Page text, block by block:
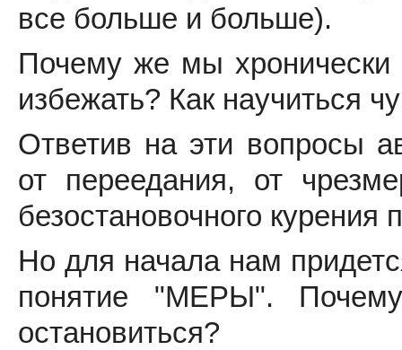
все больше и больше).
Почему же мы
избежать? Как научиться
Ответив на эти вопросы
от переедания, от
безостановочного курения
Но для начала нам
понятие "МЕРЫ".
остановиться?